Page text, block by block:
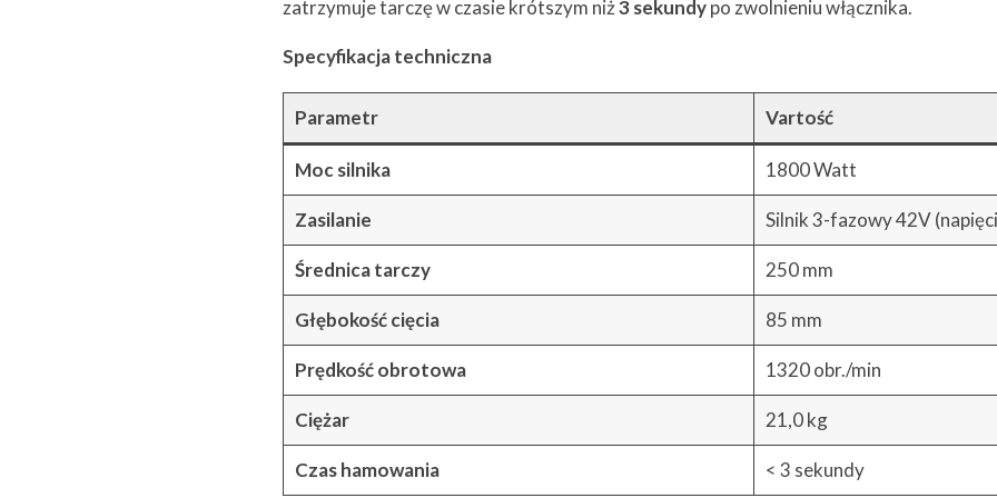
zatrzymuje tarczę w czasie krótszym niż3 sekundypo zwolnieniu włącznika.
Specyfikacja techniczna
Parametr Vartość
Moc silnika 1800 Watt
Zasilanie Silnik 3-fazowy 42V
Średnica tarczy 250 mm
Głębokość cięcia 85 mm
Prędkość obrotowa 1320 obr./min
Ciężar 21,0 kg
Czas hamowania < 3 sekundy